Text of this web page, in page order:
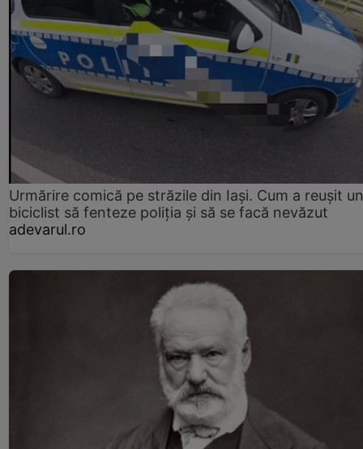
Urmărire comică pe străzile din Iași. Cum a reușit un
biciclist să fenteze poliția și să se facă nevăzut
adevarul.ro